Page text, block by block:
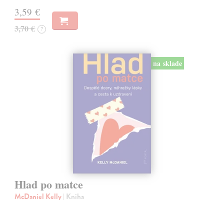
3,59 €
3,70 € ?
na sklade
Hlad po matce
McDaniel Kelly| Kniha